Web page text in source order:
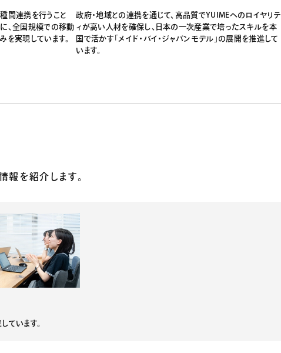
間連携を行うこと
、全国規模での移動
を実現しています。
政府・地域との連携を通じて、高品質でYUIMEへのロイヤリテ
ィが高い人材を確保し、日本の一次産業で培ったスキルを本
国で活かす「メイド・バイ・ジャパンモデル」の展開を推進して
います。
を紹介します。
います。